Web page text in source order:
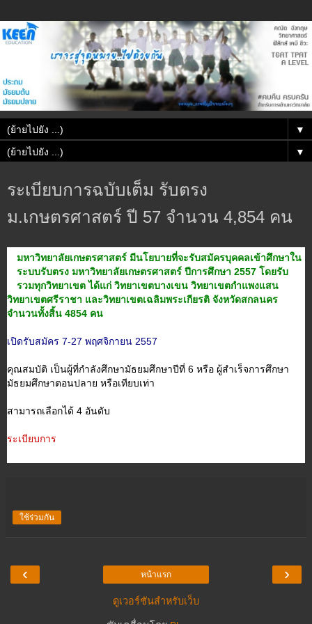
▼
▼
ระเบียบการฉบับเต็ม รับตรง
ม.เกษตรศาสตร์ ปี 57 จำนวน 4,854 คน
มหาวิทยาลัยเกษตรศาสตร์ มีนโยบายที่จะรับสมัครบุคคลเข้าศึกษาใน
ระบบรับตรง มหาวิทยาลัยเกษตรศาสตร์ ปีการศึกษา 2557 โดยรับ
รวมทุกวิทยาเขต ได้แก่ วิทยาเขตบางเขน วิทยาเขตกำแพงแสน
วิทยาเขตศรีราชา และวิทยาเขตเฉลิมพระเกียรติ จังหวัดสกลนคร
จำนวนทั้งสิ้น 4854 คน
เปิดรับสมัคร 7-27 พฤศจิกายน 2557
คุณสมบัติ เป็นผู้ที่กำลังศึกษามัธยมศึกษาปีที่ 6 หรือ ผู้สำเร็จการศึกษา
มัธยมศึกษาตอนปลาย หรือเทียบเท่า
สามารถเลือกได้ 4 อันดับ
ระเบียบการ
ใช้ร่วมกัน
‹ ›
หน้าแรก
ดูเวอร์ชันสำหรับเว็บ